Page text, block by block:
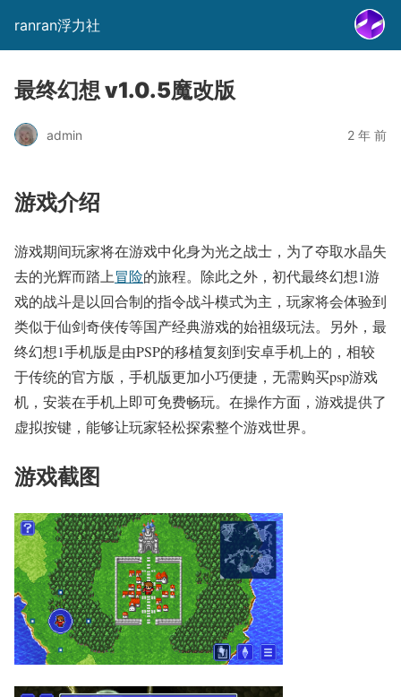
ranran浮力社
最终幻想 v1.0.5魔改版
admin 2 年 前
游戏介绍
游戏期间玩家将在游戏中化身为光之战士，为了夺取水晶失
去的光辉而踏上冒险的旅程。除此之外，初代最终幻想1游
戏的战斗是以回合制的指令战斗模式为主，玩家将会体验到
类似于仙剑奇侠传等国产经典游戏的始祖级玩法。另外，最
终幻想1手机版是由PSP的移植复刻到安卓手机上的，相较
于传统的官方版，手机版更加小巧便捷，无需购买psp游戏
机，安装在手机上即可免费畅玩。在操作方面，游戏提供了
虚拟按键，能够让玩家轻松探索整个游戏世界。
游戏截图